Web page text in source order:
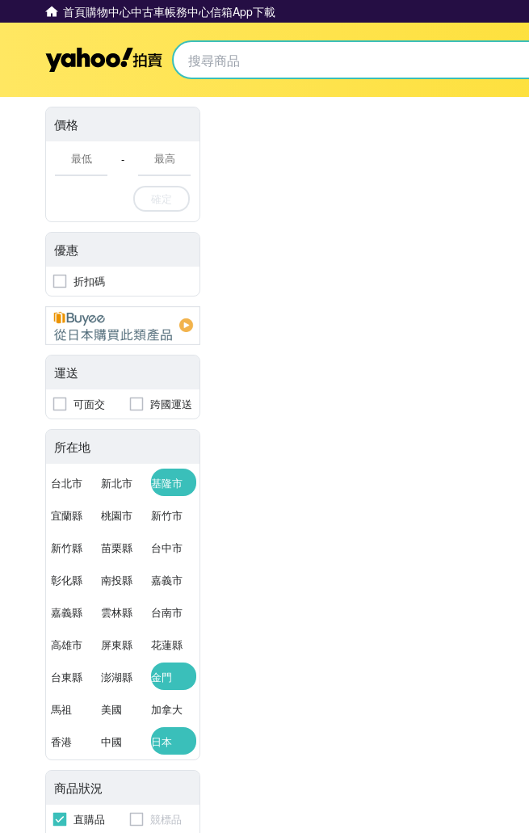
首頁購物中心中古車帳務中心信箱App下載
Yahoo拍賣
價格
-
確定
優惠
折扣碼
運送
可面交 跨國運送
所在地
台北市 新北市 基隆市
宜蘭縣 桃園市 新竹市
新竹縣 苗栗縣 台中市
彰化縣 南投縣 嘉義市
嘉義縣 雲林縣 台南市
高雄市 屏東縣 花蓮縣
台東縣 澎湖縣 金門
馬祖 美國 加拿大
香港 中國 日本
商品狀況
直購品
競標品